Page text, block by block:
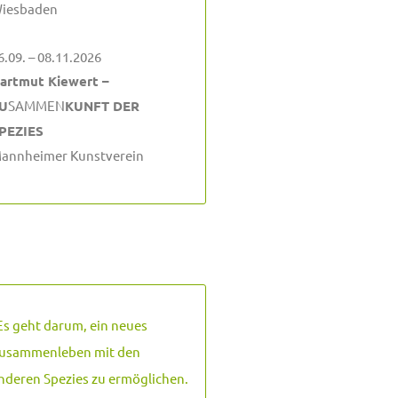
– 08.11.2026
Kiewert –
SAMMENKUNFT DER
Kunstverein
geht darum, ein neues
mit den
Spezies zu ermöglichen.